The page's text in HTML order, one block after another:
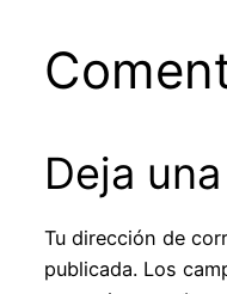
Deja
Tu dirección de
publicada. Los